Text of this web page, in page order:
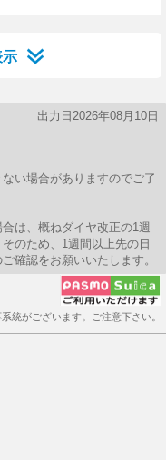
示
出力日2026年08月10日
い場合がありますのでご了
は、概ねダイヤ改正の1週
のため、1週間以上先の日
確認をお願いいたします。
統がございます。ご注意下さい。